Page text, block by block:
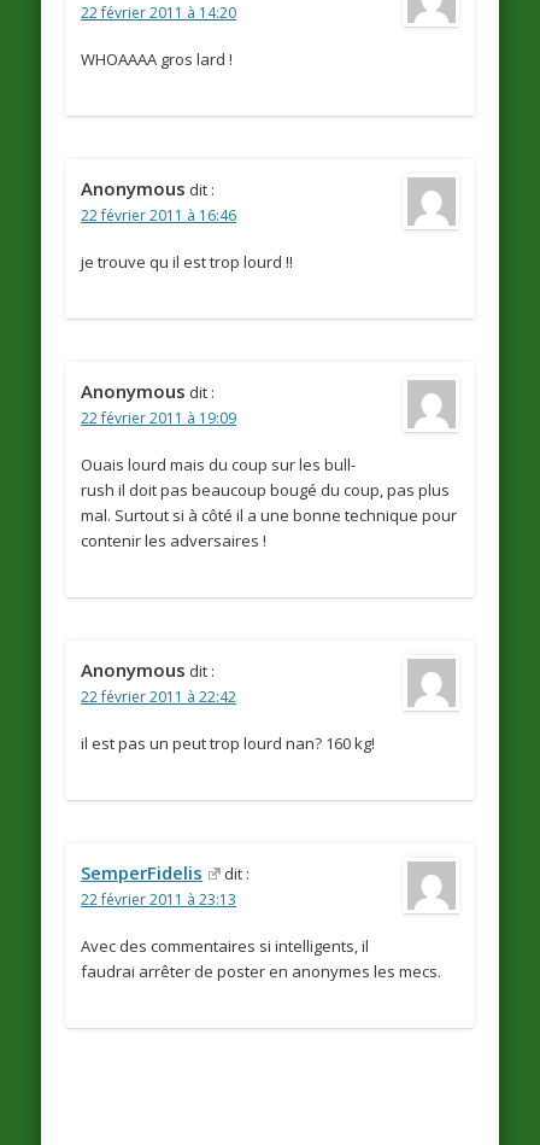
22 février 2011 à 14:20
WHOAAAA gros lard !
Anonymous dit :
22 février 2011 à 16:46
je trouve qu il est trop lourd !!
Anonymous dit :
22 février 2011 à 19:09
Ouais lourd mais du coup sur les bull-
rush il doit pas beaucoup bougé du coup, pas plus
mal. Surtout si à côté il a une bonne technique pour
contenir les adversaires !
Anonymous dit :
22 février 2011 à 22:42
il est pas un peut trop lourd nan? 160 kg!
SemperFidelis dit :
22 février 2011 à 23:13
Avec des commentaires si intelligents, il
faudrai arrêter de poster en anonymes les mecs.